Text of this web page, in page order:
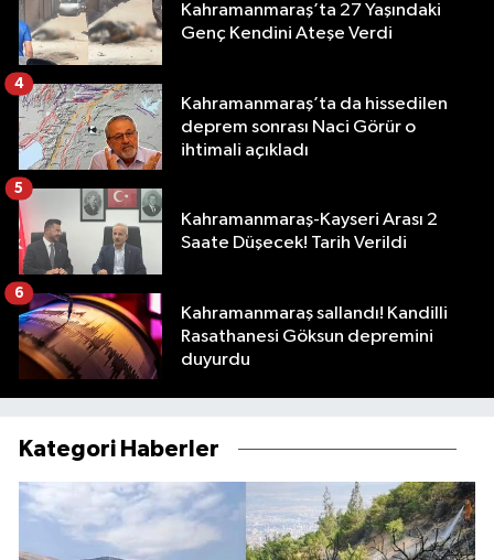
Kahramanmaraş’ta 27 Yaşındaki
Genç Kendini Ateşe Verdi
Kahramanmaraş’ta da hissedilen
deprem sonrası Naci Görür o
ihtimali açıkladı
4
Kahramanmaraş-Kayseri Arası 2
Saate Düşecek! Tarih Verildi
5
Kahramanmaraş sallandı! Kandilli
Rasathanesi Göksun depremini
duyurdu
6
Kategori Haberler